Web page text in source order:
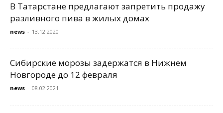
В Татарстане предлагают запретить продажу
разливного пива в жилых домах
news - 13.12.2020
Сибирские морозы задержатся в Нижнем
Новгороде до 12 февраля
news - 08.02.2021